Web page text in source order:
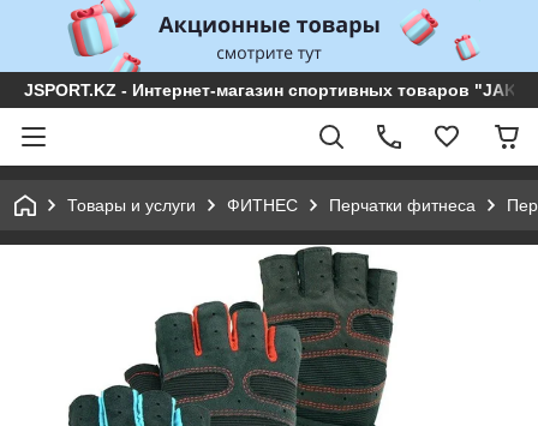
JSPORT.KZ - Интернет-магазин спортивных товаров
Товары и услуги ФИТНЕС Перчатки фитнеса